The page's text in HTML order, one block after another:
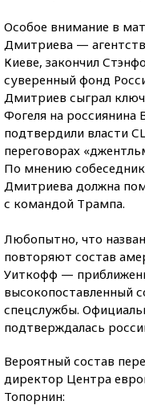
Особое внимание в
Дмитриева —
Киеве, закончил
суверенный фонд
Дмитриев сыграл
Фогеля на россиянина
подтвердили власти
переговорах
По мнению
Дмитриева должна
с командой Трампа.
Любопытно, что
повторяют состав
Уиткофф —
высокопоставленный
спецслужбы.
подтверждалась
Вероятный состав
директор Центра
Топорнин: